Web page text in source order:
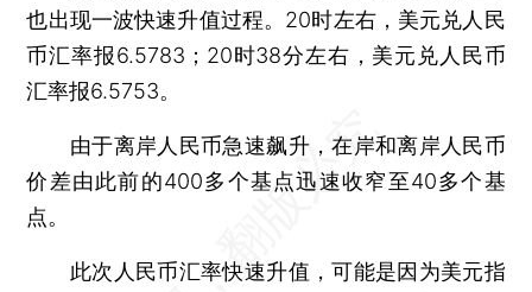
也出现一波快速升值过程。20时左右，美元兑人民
币汇率报6.5783；20时38分左右，美元兑人民币
汇率报6.5753。
由于离岸人民币急速飙升，在岸和离岸人民币
价差由此前的400多个基点迅速收窄至40多个基
点。
此次人民币汇率快速升值，可能是因为美元指